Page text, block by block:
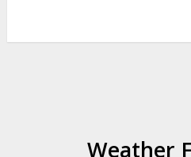
Weather